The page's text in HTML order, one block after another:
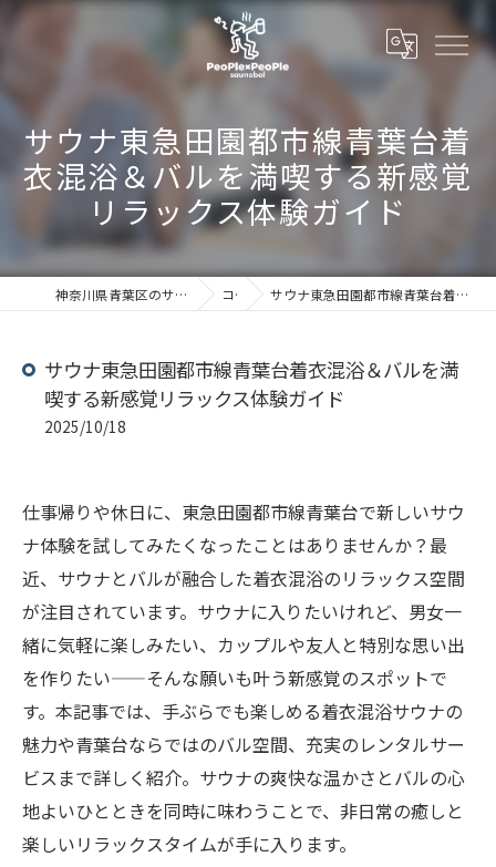
サウナ東急田園都市線青葉台着
衣混浴＆バルを満喫する新感覚
リラックス体験ガイド
神奈川県青葉区のサウナならSaunabal People×People コラム サウナ東急田園都市線青葉台着衣混浴＆バルを満喫する新感覚リラックス体験ガイド
サウナ東急田園都市線青葉台着衣混浴＆バルを満
喫する新感覚リラックス体験ガイド
2025/10/18
仕事帰りや休日に、東急田園都市線青葉台で新しいサウ
ナ体験を試してみたくなったことはありませんか？最
近、サウナとバルが融合した着衣混浴のリラックス空間
が注目されています。サウナに入りたいけれど、男女一
緒に気軽に楽しみたい、カップルや友人と特別な思い出
を作りたい——そんな願いも叶う新感覚のスポットで
す。本記事では、手ぶらでも楽しめる着衣混浴サウナの
魅力や青葉台ならではのバル空間、充実のレンタルサー
ビスまで詳しく紹介。サウナの爽快な温かさとバルの心
地よいひとときを同時に味わうことで、非日常の癒しと
楽しいリラックスタイムが手に入ります。